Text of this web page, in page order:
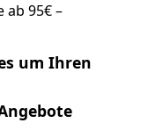
95€ –
um Ihren